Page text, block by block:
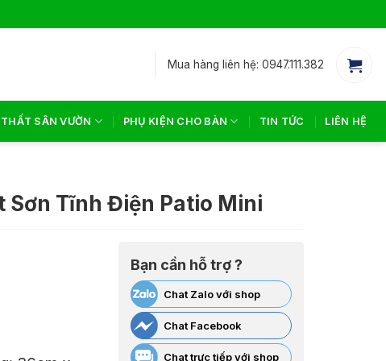
Mua hàng liên hệ: 0947.111.382
SÂN VƯỜN PHỤ KIỆN CHO BÀN TIN TỨC LIÊN HỆ
Sơn Tĩnh Điện Patio Mini
Bạn cần hỗ trợ ?
Chat Zalo với shop
Chat Facebook
Chat trực tiếp với shop